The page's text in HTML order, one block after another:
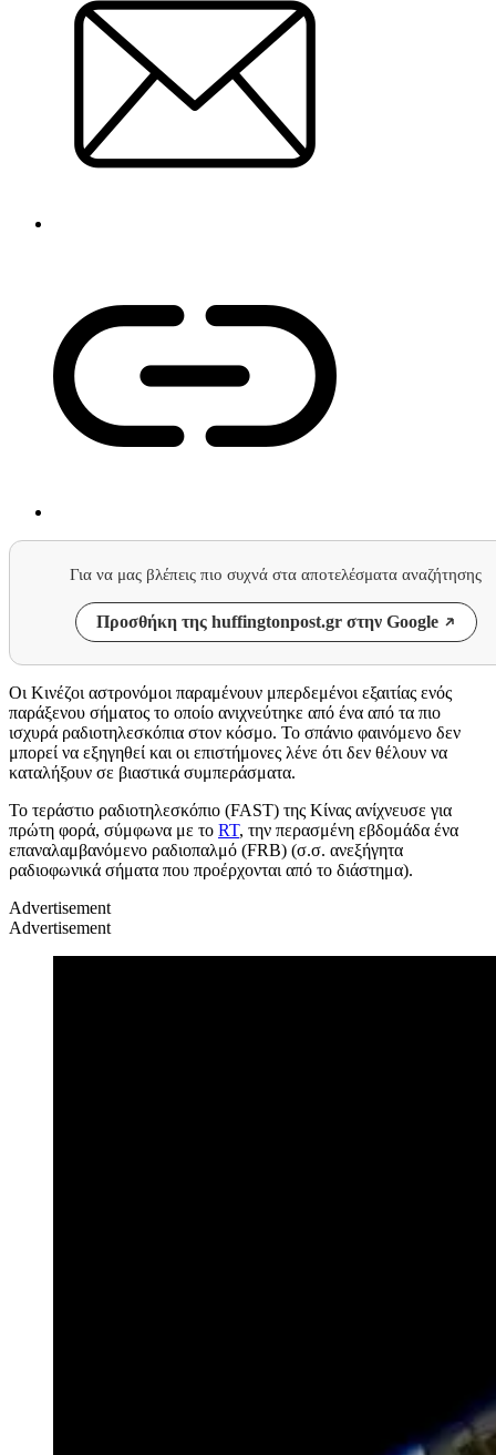
Για να μας βλέπεις πιο συχνά στα αποτελέσματα αναζήτησης
Προσθήκη της huffingtonpost.gr στην Google
Οι Κινέζοι αστρονόμοι παραμένουν μπερδεμένοι εξαιτίας ενός
παράξενου σήματος το οποίο ανιχνεύτηκε από ένα από τα πιο
ισχυρά ραδιοτηλεσκόπια στον κόσμο. Το σπάνιο φαινόμενο δεν
μπορεί να εξηγηθεί και οι επιστήμονες λένε ότι δεν θέλουν να
καταλήξουν σε βιαστικά συμπεράσματα.
Το τεράστιο ραδιοτηλεσκόπιο (FAST) της Κίνας ανίχνευσε για
πρώτη φορά, σύμφωνα με το RT, την περασμένη εβδομάδα ένα
επαναλαμβανόμενο ραδιοπαλμό (FRB) (σ.σ. ανεξήγητα
ραδιοφωνικά σήματα που προέρχονται από το διάστημα).
Advertisement
Advertisement